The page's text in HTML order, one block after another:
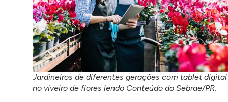
Jardineiros de diferentes gerações com tablet digital
no viveiro de flores lendo Conteúdo do Sebrae/PR.